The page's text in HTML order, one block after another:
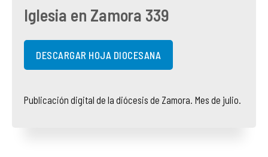
Iglesia en Zamora 339
DESCARGAR HOJA DIOCESANA
Publicación digital de la diócesis de Zamora. Mes de julio.
COMPLIANCE
DOCTRINA DE LA IGLESIA
PASTORAL SAMARITANA
CENTROS SOCIALES
IMÁGENES
VÍDEOS